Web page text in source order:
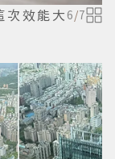
次效能大 6/7